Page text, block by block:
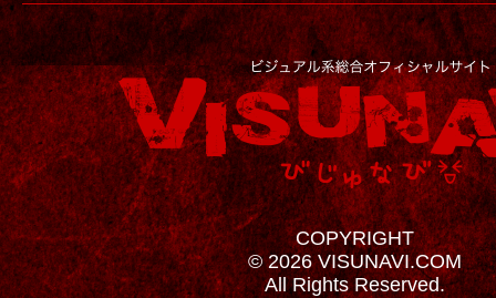
COPYRIGHT
© 2026 VISUNAVI.COM
All Rights Reserved.